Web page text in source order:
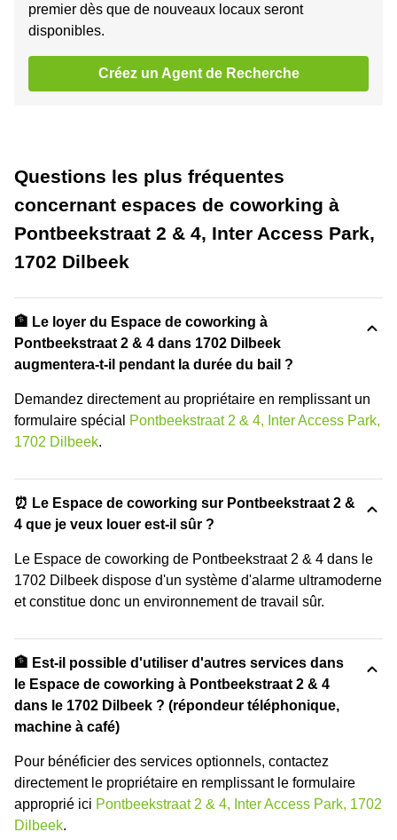
premier dès que de nouveaux locaux seront
disponibles.
Créez un Agent de Recherche
Questions les plus fréquentes
concernant espaces de coworking à
Pontbeekstraat 2 & 4, Inter Access Park,
1702 Dilbeek
🏦 Le loyer du Espace de coworking à
Pontbeekstraat 2 & 4 dans 1702 Dilbeek
augmentera-t-il pendant la durée du bail ?
Demandez directement au propriétaire en remplissant un
formulaire spécial
Pontbeekstraat 2 & 4, Inter Access Park,
1702 Dilbeek.
⏰ Le Espace de coworking sur Pontbeekstraat 2 &
4 que je veux louer est-il sûr ?
Le Espace de coworking de Pontbeekstraat 2 & 4 dans le
1702 Dilbeek dispose d'un système d'alarme ultramoderne
et constitue donc un environnement de travail sûr.
🏦 Est-il possible d'utiliser d'autres services dans
le Espace de coworking à Pontbeekstraat 2 & 4
dans le 1702 Dilbeek ? (répondeur téléphonique,
machine à café)
Pour bénéficier des services optionnels, contactez
directement le propriétaire en remplissant le formulaire
approprié ici Pontbeekstraat 2 & 4, Inter Access Park, 1702
Dilbeek.